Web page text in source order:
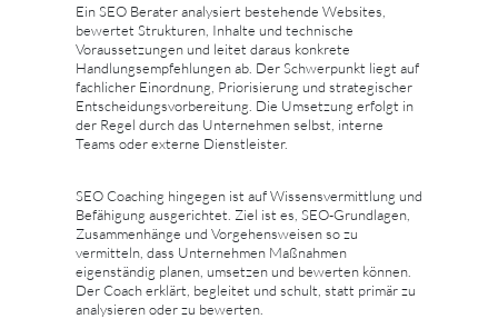
Ein SEO Berater analysiert bestehende Websites,
bewertet Strukturen, Inhalte und technische
Voraussetzungen und leitet daraus konkrete
Handlungsempfehlungen ab. Der Schwerpunkt liegt auf
fachlicher Einordnung, Priorisierung und strategischer
Entscheidungsvorbereitung. Die Umsetzung erfolgt in
der Regel durch das Unternehmen selbst, interne
Teams oder externe Dienstleister.
SEO Coaching hingegen ist auf Wissensvermittlung und
Befähigung ausgerichtet. Ziel ist es, SEO-Grundlagen,
Zusammenhänge und Vorgehensweisen so zu
vermitteln, dass Unternehmen Maßnahmen
eigenständig planen, umsetzen und bewerten können.
Der Coach erklärt, begleitet und schult, statt primär zu
analysieren oder zu bewerten.